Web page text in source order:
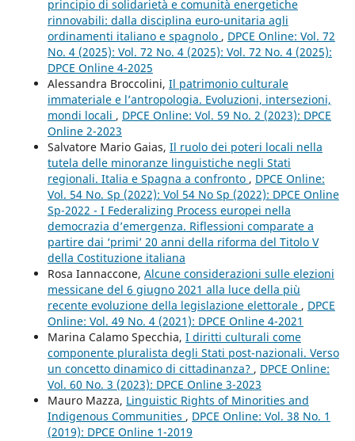
principio di solidarietà e comunità energetiche
rinnovabili: dalla disciplina euro-unitaria agli
ordinamenti italiano e spagnolo , DPCE Online: Vol. 72
No. 4 (2025): Vol. 72 No. 4 (2025): Vol. 72 No. 4 (2025):
DPCE Online 4-2025
Alessandra Broccolini, Il patrimonio culturale
immateriale e l’antropologia. Evoluzioni, intersezioni,
mondi locali , DPCE Online: Vol. 59 No. 2 (2023): DPCE
Online 2-2023
Salvatore Mario Gaias, Il ruolo dei poteri locali nella
tutela delle minoranze linguistiche negli Stati
regionali. Italia e Spagna a confronto , DPCE Online:
Vol. 54 No. Sp (2022): Vol 54 No Sp (2022): DPCE Online
Sp-2022 - I Federalizing Process europei nella
democrazia d’emergenza. Riflessioni comparate a
partire dai ‘primi’ 20 anni della riforma del Titolo V
della Costituzione italiana
Rosa Iannaccone, Alcune considerazioni sulle elezioni
messicane del 6 giugno 2021 alla luce della più
recente evoluzione della legislazione elettorale , DPCE
Online: Vol. 49 No. 4 (2021): DPCE Online 4-2021
Marina Calamo Specchia, I diritti culturali come
componente pluralista degli Stati post-nazionali. Verso
un concetto dinamico di cittadinanza? , DPCE Online:
Vol. 60 No. 3 (2023): DPCE Online 3-2023
Mauro Mazza, Linguistic Rights of Minorities and
Indigenous Communities , DPCE Online: Vol. 38 No. 1
(2019): DPCE Online 1-2019